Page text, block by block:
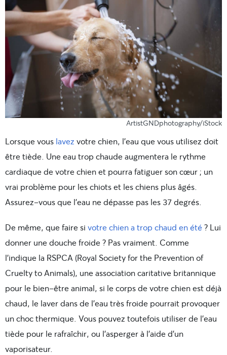
ArtistGNDphotography/iStock
Lorsque vous lavez votre chien, l’eau que vous utilisez doit
être tiède. Une eau trop chaude augmentera le rythme
cardiaque de votre chien et pourra fatiguer son cœur ; un
vrai problème pour les chiots et les chiens plus âgés.
Assurez-vous que l’eau ne dépasse pas les 37 degrés.
De même, que faire si votre chien a trop chaud en été ? Lui
donner une douche froide ? Pas vraiment. Comme
l’indique la RSPCA (Royal Society for the Prevention of
Cruelty to Animals), une association caritative britannique
pour le bien-être animal, si le corps de votre chien est déjà
chaud, le laver dans de l’eau très froide pourrait provoquer
un choc thermique. Vous pouvez toutefois utiliser de l’eau
tiède pour le rafraîchir, ou l’asperger à l’aide d’un
vaporisateur.